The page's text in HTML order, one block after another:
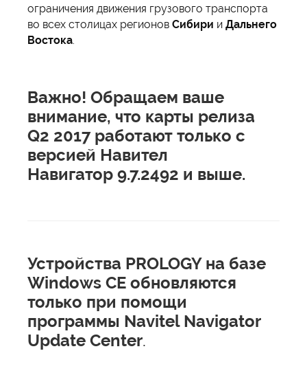
ограничения движения грузового транспорта
во всех столицах регионов Сибири и Дальнего
Востока.
Важно! Обращаем ваше
внимание, что карты релиза
Q2 2017 работают только с
версией Навител
Навигатор 9.7.2492 и выше.
Устройства PROLOGY на базе
Windows CE обновляются
только при помощи
программы Navitel Navigator
Update Center.